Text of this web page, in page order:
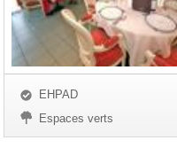
EHPAD
Espaces verts